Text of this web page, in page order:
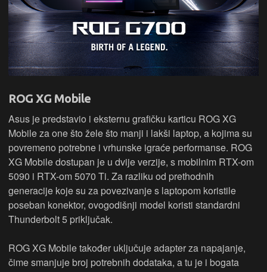
ROG XG Mobile
Asus je predstavio i eksternu grafičku karticu ROG XG
Mobile za one što žele što manji i lakši laptop, a kojima su
povremeno potrebne i vrhunske igraće performanse. ROG
XG Mobile dostupan je u dvije verzije, s mobilnim RTX-om
5090 i RTX-om 5070 Ti. Za razliku od prethodnih
generacije koje su za povezivanje s laptopom koristile
poseban konektor, ovogodišnji model koristi standardni
Thunderbolt 5 priključak.
ROG XG Mobile također uključuje adapter za napajanje,
čime smanjuje broj potrebnih dodataka, a tu je i bogata